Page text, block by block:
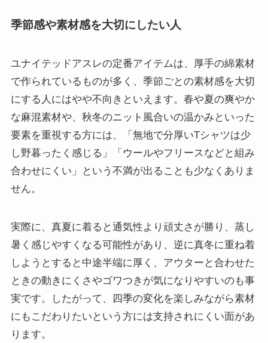
季節感や素材感を大切にしたい人
ユナイテッドアスレの定番アイテムは、厚手の綿素材
で作られているものが多く、季節ごとの素材感を大切
にする人にはやや不向きといえます。春や夏の爽やか
な麻混素材や、秋冬のニット風合いの温かみといった
要素を重視する方には、「無地で分厚いTシャツは少
し野暮ったく感じる」「ウールやフリースなどと組み
合わせにくい」という不満が出ることも少なくありま
せん。
実際に、真夏に着ると通気性より頑丈さが勝り、蒸し
暑く感じやすくなる可能性があり、逆に真冬に重ね着
しようとすると中途半端に厚く、アウターと合わせた
ときの動きにくさやゴワつきが気になりやすいのも事
実です。したがって、四季の変化を楽しみながら素材
にもこだわりたいという方には支持されにくい面があ
ります。